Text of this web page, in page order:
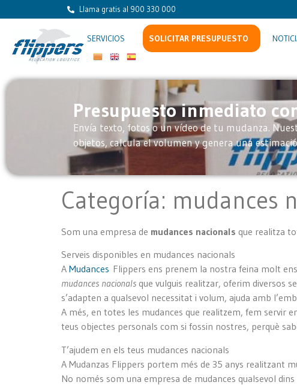
Llama gratis al 900 330 000
SERVICIOS SOLICITAR PRESUPUESTO
Presupuesto inmediato
Envía texto, fotos o un vídeo de tu mudanza.
objetos, calcula el volumen y genera una
Categoría: mudances
Som una empresa de mudances nacionals que realitza
Serveis disponibles en mudances nacionals
A Mudances Flippers ens prenem la nostra feina molt
mudances nacionals que vulguis realitzar, oferim diversos
s’adapten a qualsevol necessitat i volum, ajuda amb
A més, en totes les mudances que realitzem, fem servir
teus objectes personals com si fossin nostres, perquè
T’ajudem en els teus mudances nacionals
A Mudanzas Flippers portem més de 35 anys realitzant
No només som una empresa de mudances qualsevol